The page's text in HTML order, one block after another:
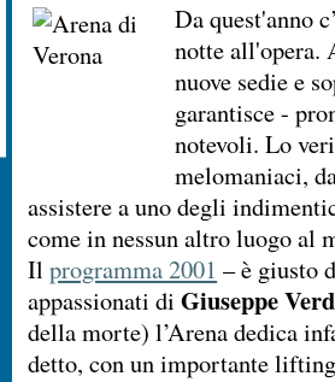
Da quest'anno
notte
nuove sedie e
garantisce -
notevoli. Lo
melomaniaci,
assistere a uno degli
come in nessun altro luogo al
Ilprogramma 2001 – è giusto
appassionati diGiuseppe
della morte) l’Arena dedica
detto, con un importante